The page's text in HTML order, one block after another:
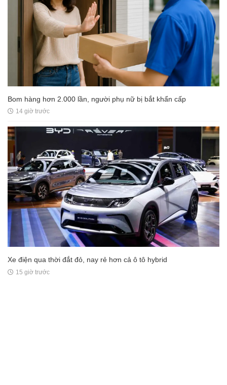
Bom hàng hơn 2.000 lần, người phụ nữ bị bắt khẩn cấp
14 giờ trước
Xe điện qua thời đắt đỏ, nay rẻ hơn cả ô tô hybrid
15 giờ trước